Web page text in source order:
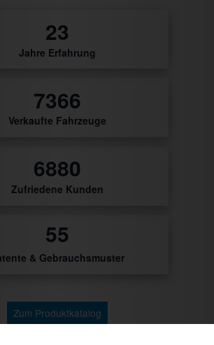
27
Jahre Erfahrung
8743
Verkaufte Fahrzeuge
8167
Zufriedene Kunden
56
& Gebrauchsmuster
Zum Produktkatalog